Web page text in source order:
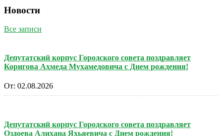
Новости
Все записи
Депутатский корпус Городского совета поздравляет
Коригова Ахмеда Мухамедовича с Днем рождения!
От: 02.08.2026
Депутатский корпус Городского совета поздравляет
Оздоева Алихана Яхьяевича с Днем рождения!